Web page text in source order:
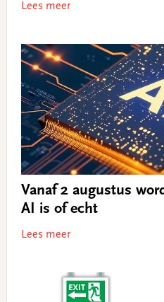
Lees meer
Vanaf 2 augustus
AI is of echt
Lees meer